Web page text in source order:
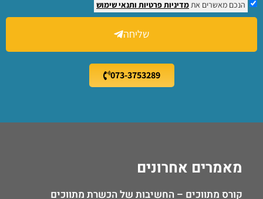
הנכם מאשרים אתמדיניות פרטיות ותנאי שימוש
שליחה
073-3753289
מאמרים אחרונים
קורס מתווכים – החשיבות של הכשרת מתווכים